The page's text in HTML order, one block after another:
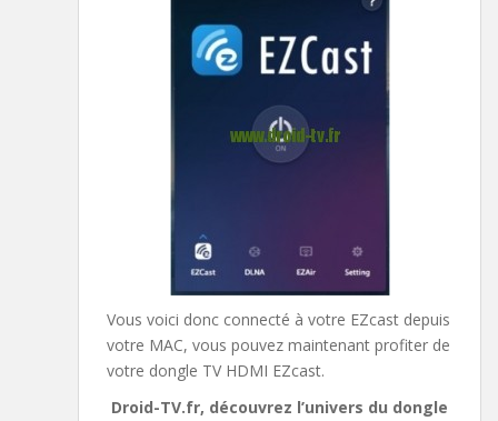
Vous voici donc connecté à votre EZcast depuis
votre MAC, vous pouvez maintenant profiter de
votre dongle TV HDMI EZcast.
Droid-TV.fr, découvrez l’univers du dongle